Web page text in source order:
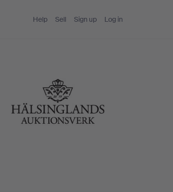
Help Sell Sign up Log in